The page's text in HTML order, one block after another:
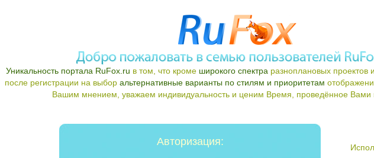
Уникальность портала RuFox.ru в том, что кроме широкого спектра разноплановых проектов
после регистрации на выбор альтернативные варианты по стилям и приоритетам
Вашим мнением, уважаем индивидуальность и ценим Время, проведённое Вами
Авторизация: